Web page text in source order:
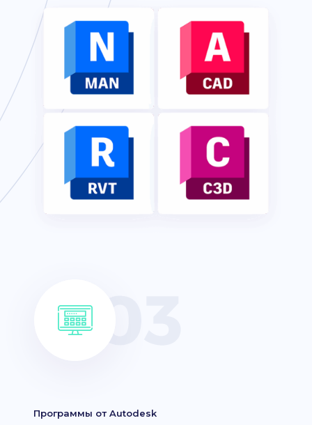
Программы от Autodesk